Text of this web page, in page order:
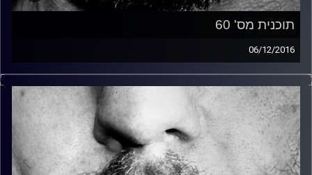
תוכנית מס' 60
06/12/2016
זיפים, מוזיקה מחוספסת של הופעות חיות. הרבה ג'אם, רוק,
בלוז, bluegrass, ג'אז, Fאנק, פרוגרסיב ואפילו אלקטרוניקה.
כל מה שחי, אמיתי ונושם.
עם שמוליק רגב.
קרדיט תמונות: David Goehring